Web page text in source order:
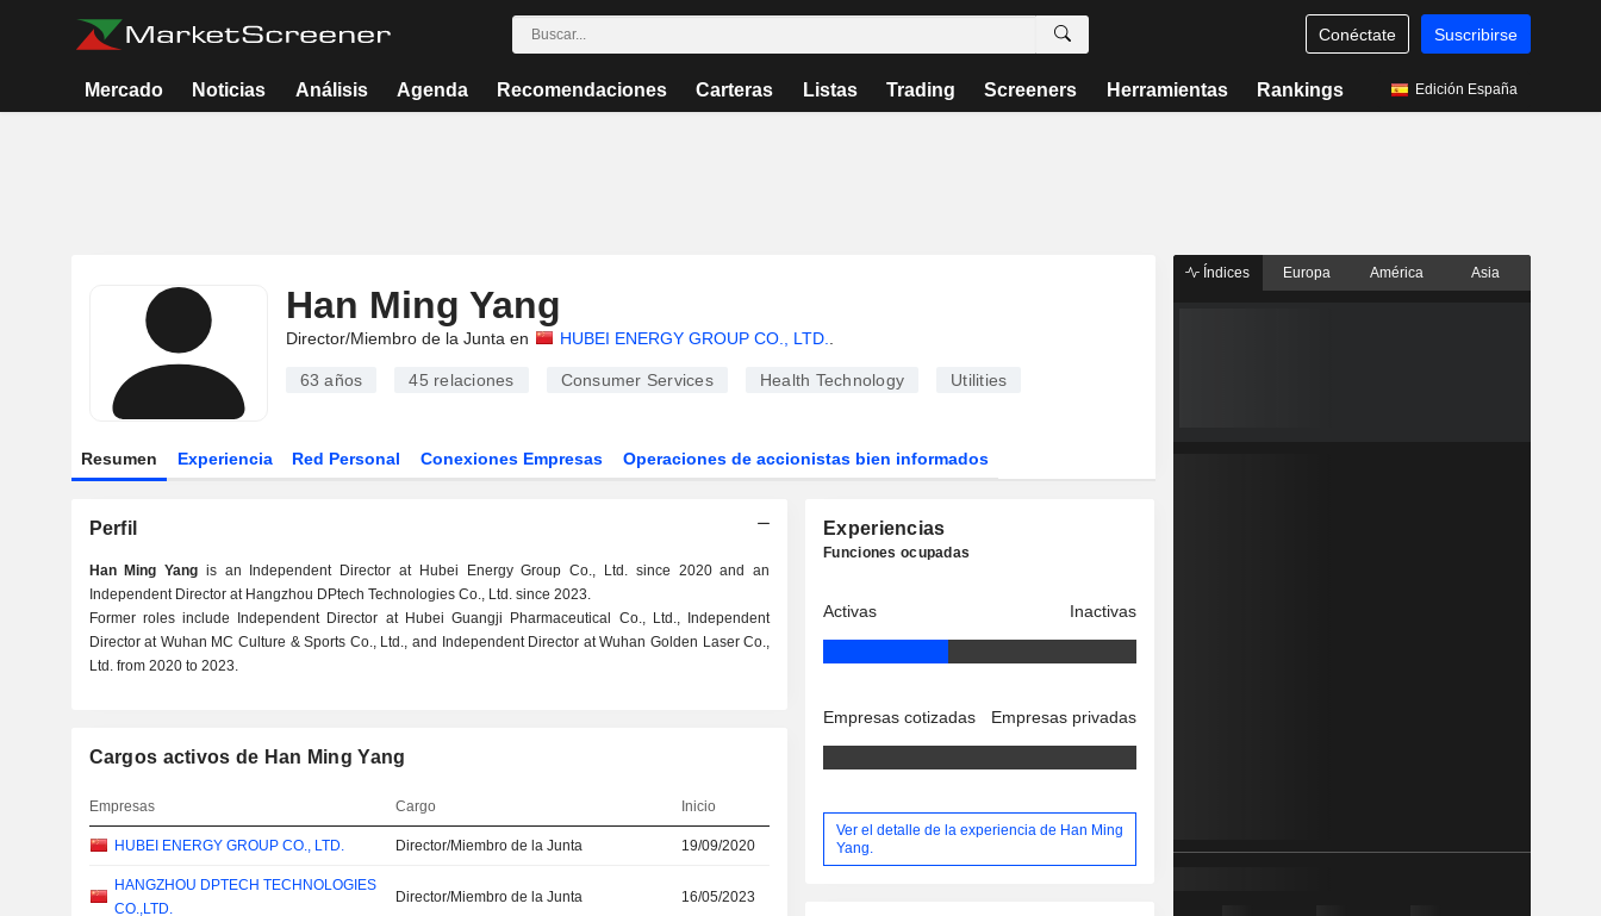
Conéctate Suscribirse
Mercado Noticias Análisis Agenda Recomendaciones Carteras Listas Trading Screeners Herramientas Rankings Edición España
Han Ming Yang
Director/Miembro de la Junta en HUBEI ENERGY GROUP CO., LTD.
63 años 45 relaciones Consumer Services Health Technology Utilities
Resumen Experiencia Red Personal Conexiones Empresas Operaciones de accionistas bien informados
Perfil
Han Ming Yang is an Independent Director at Hubei Energy Group Co., Ltd. since 2020 and an
Independent Director at Hangzhou DPtech Technologies Co., Ltd. since 2023.
Former roles include Independent Director at Hubei Guangji Pharmaceutical Co., Ltd., Independent
Director at Wuhan MC Culture & Sports Co., Ltd., and Independent Director at Wuhan Golden Laser Co.,
Ltd. from 2020 to 2023.
Cargos activos de Han Ming Yang
Empresas Cargo Inicio
HUBEI ENERGY GROUP CO., LTD. Director/Miembro de la Junta 19/09/2020
HANGZHOU DPTECH TECHNOLOGIES
CO.,LTD.
Director/Miembro de la Junta 16/05/2023
Experiencias
Funciones ocupadas
Activas Inactivas
Empresas cotizadas Empresas privadas
Ver el detalle de la experiencia de Han Ming
Yang.
Índices Europa América Asia